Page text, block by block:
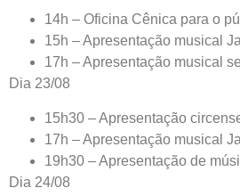
14h – Oficina Cênica para o
15h – Apresentação musical
17h – Apresentação musical
Dia 23/08
15h30 – Apresentação
17h – Apresentação musical
19h30 – Apresentação de
Dia 24/08